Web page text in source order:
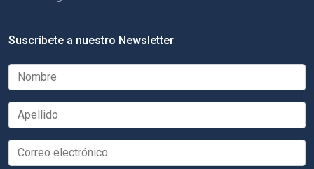
Suscríbete a nuestro Newsletter